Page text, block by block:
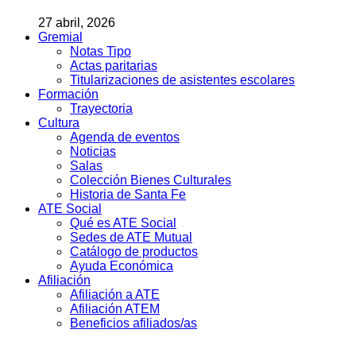
27 abril, 2026
Gremial
Notas Tipo
Actas paritarias
Titularizaciones de asistentes escolares
Formación
Trayectoria
Cultura
Agenda de eventos
Noticias
Salas
Colección Bienes Culturales
Historia de Santa Fe
ATE Social
Qué es ATE Social
Sedes de ATE Mutual
Catálogo de productos
Ayuda Económica
Afiliación
Afiliación a ATE
Afiliación ATEM
Beneficios afiliados/as